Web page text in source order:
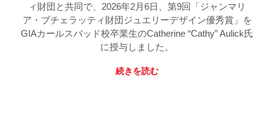
ィ財団と共同で、2026年2月6日、第9回「ジャンマリ
ア・ブチェラッティ財団ジュエリーデザイン優秀賞」を
GIAカールスバッド校卒業生のCatherine “Cathy” Aulick氏
に授与しました。
続きを読む